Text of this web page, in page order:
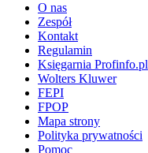
O nas
Zespół
Kontakt
Regulamin
Księgarnia Profinfo.pl
Wolters Kluwer
FEPI
FPOP
Mapa strony
Polityka prywatności
Pomoc